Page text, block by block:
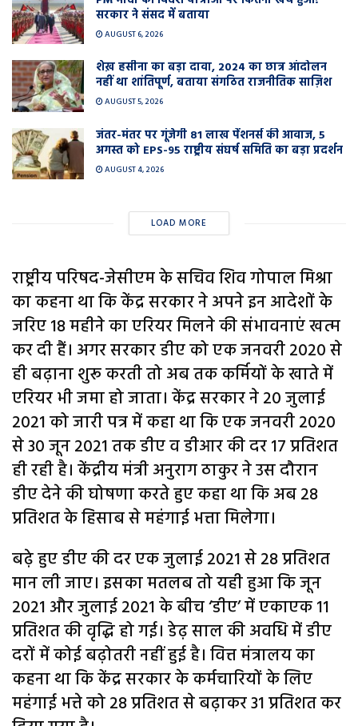
सरकार ने संसद में बताया
AUGUST 6, 2026
शेख़ हसीना का बड़ा दावा, 2024 का छात्र आंदोलन
नहीं था शांतिपूर्ण, बताया संगठित राजनीतिक साज़िश
AUGUST 5, 2026
जंतर-मंतर पर गूंजेगी 81 लाख पेंशनर्स की आवाज, 5
अगस्त को EPS-95 राष्ट्रीय संघर्ष समिति का बड़ा प्रदर्शन
AUGUST 4, 2026
LOAD MORE
राष्ट्रीय परिषद-जेसीएम के सचिव शिव गोपाल मिश्रा
का कहना था कि केंद्र सरकार ने अपने इन आदेशों के
जरिए 18 महीने का एरियर मिलने की संभावनाएं खत्म
कर दी हैं। अगर सरकार डीए को एक जनवरी 2020 से
ही बढ़ाना शुरू करती तो अब तक कर्मियों के खाते में
एरियर भी जमा हो जाता। केंद्र सरकार ने 20 जुलाई
2021 को जारी पत्र में कहा था कि एक जनवरी 2020
से 30 जून 2021 तक डीए व डीआर की दर 17 प्रतिशत
ही रही है। केंद्रीय मंत्री अनुराग ठाकुर ने उस दौरान
डीए देने की घोषणा करते हुए कहा था कि अब 28
प्रतिशत के हिसाब से महंगाई भत्ता मिलेगा।
बढ़े हुए डीए की दर एक जुलाई 2021 से 28 प्रतिशत
मान ली जाए। इसका मतलब तो यही हुआ कि जून
2021 और जुलाई 2021 के बीच ‘डीए’ में एकाएक 11
प्रतिशत की वृद्धि हो गई। डेढ़ साल की अवधि में डीए
दरों में कोई बढ़ोतरी नहीं हुई है। वित्त मंत्रालय का
कहना था कि केंद्र सरकार के कर्मचारियों के लिए
महंगाई भत्ते को 28 प्रतिशत से बढ़ाकर 31 प्रतिशत कर